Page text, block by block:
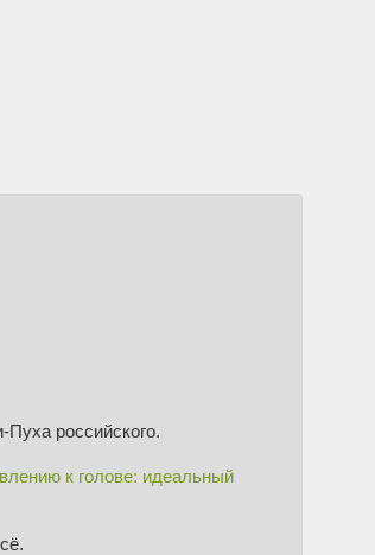
российского.
к голове: идеальный